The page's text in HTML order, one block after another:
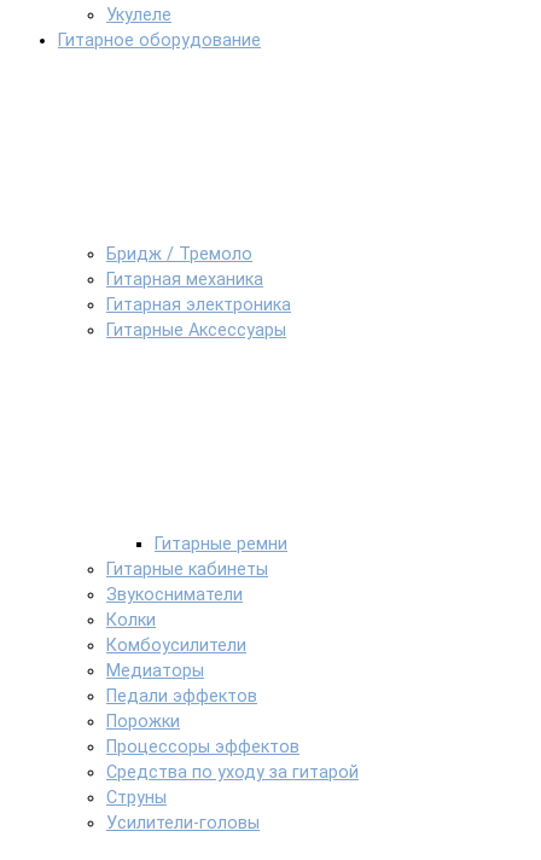
Укулеле
Гитарное оборудование
Бридж / Тремоло
Гитарная механика
Гитарная электроника
Гитарные Аксессуары
Гитарные ремни
Гитарные кабинеты
Звукосниматели
Колки
Комбоусилители
Медиаторы
Педали эффектов
Порожки
Процессоры эффектов
Средства по уходу за гитарой
Струны
Усилители-головы